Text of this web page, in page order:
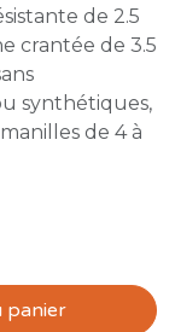
de 2.5
crantée de 3.5
synthétiques,
de 4 à
panier